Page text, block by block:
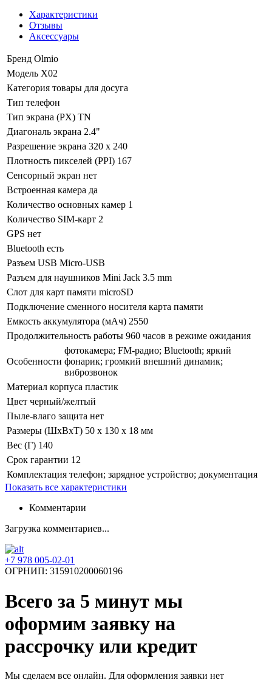
Характеристики
Отзывы
Аксессуары
Бренд Olmio
Модель X02
Категория товары для досуга
Тип телефон
Тип экрана (PX) TN
Диагональ экрана 2.4"
Разрешение экрана 320 x 240
Плотность пикселей (PPI) 167
Сенсорный экран нет
Встроенная камера да
Количество основных камер 1
Количество SIM-карт 2
GPS нет
Bluetooth есть
Разъем USB Micro-USB
Разъем для наушников Mini Jack 3.5 mm
Слот для карт памяти microSD
Подключение сменного носителя карта памяти
Емкость аккумулятора (мАч) 2550
Продолжительность работы 960 часов в режиме ожидания
Особенности
фотокамера; FM-радио; Bluetooth; яркий
фонарик; громкий внешний динамик;
виброзвонок
Материал корпуса пластик
Цвет черный/желтый
Пыле-влаго защита нет
Размеры (ШхВхТ) 50 x 130 x 18 мм
Вес (Г) 140
Срок гарантии 12
Комплектация телефон; зарядное устройство; документация
Показать все характеристики
Комментарии
Загрузка комментариев...
+7 978 005-02-01
ОГРНИП: 315910200060196
Всего за 5 минут мы
оформим заявку на
рассрочку или кредит
Мы сделаем все онлайн. Для оформления заявки нет